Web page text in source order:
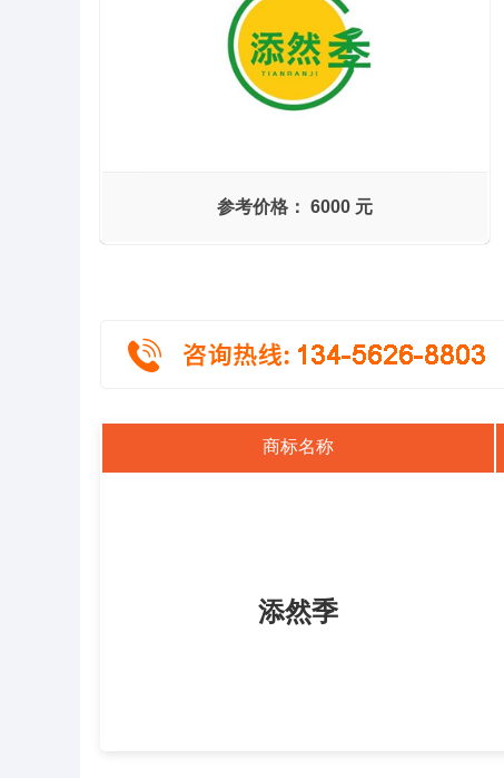
参考价格： 6000 元
商标名称
添然季